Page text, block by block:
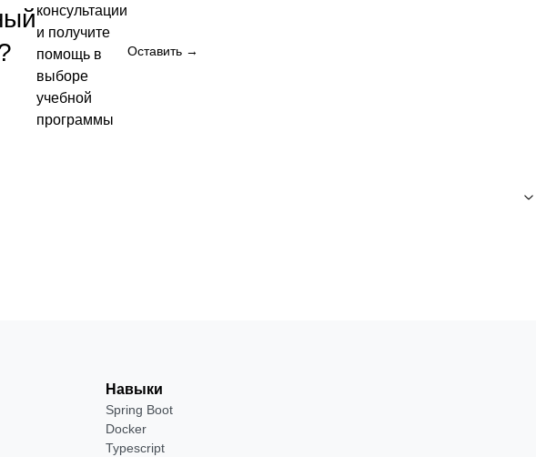
→
консультации
и получите
помощь в
выборе
учебной
программы
Оставить →
Навыки
Spring Boot
Docker
Typescript